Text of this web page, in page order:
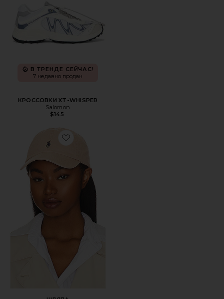
В ТРЕНДЕ СЕЙЧАС!
7 недавно продан
КРОССОВКИ XT-WHISPER
Salomon
$145
Favorite ШЛЯПА